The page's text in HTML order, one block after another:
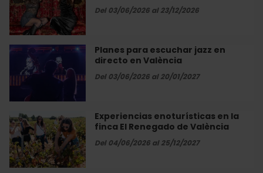
de
València
Del 03/06/2026 al 23/12/2026
Jazz
en
el
Restaurante
Alegal
València
Planes para escuchar jazz en
directo en València
Del 03/06/2026 al 20/01/2027
Planes
para
escuchar
jazz
en
directo
en
València
Experiencias enoturísticas en la
finca El Renegado de València
Del 04/06/2026 al 25/12/2027
Experiencias
enoturísticas
en
la
finca